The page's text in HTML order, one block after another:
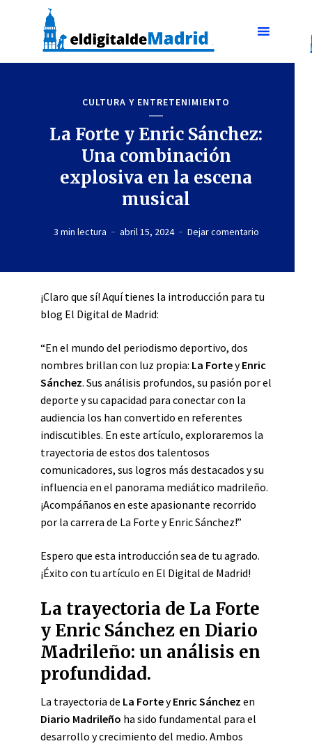
CULTURA Y ENTRETENIMIENTO
La Forte y Enric Sánchez:
Una combinación
explosiva en la escena
musical
3 min lectura abril 15, 2024 Dejar comentario
¡Claro que sí! Aquí tienes la introducción para tu
blog El Digital de Madrid:
“En el mundo del periodismo deportivo, dos
nombres brillan con luz propia: La ForteyEnric
Sánchez. Sus análisis profundos, su pasión por el
deporte y su capacidad para conectar con la
audiencia los han convertido en referentes
indiscutibles. En este artículo, exploraremos la
trayectoria de estos dos talentosos
comunicadores, sus logros más destacados y su
influencia en el panorama mediático madrileño.
¡Acompáñanos en este apasionante recorrido
por la carrera de La Forte y Enric Sánchez!”
Espero que esta introducción sea de tu agrado.
¡Éxito con tu artículo en El Digital de Madrid!
La trayectoria de La Forte
y Enric Sánchez en Diario
Madrileño: un análisis en
profundidad.
La trayectoria de La ForteyEnric Sánchez en
Diario Madrileño ha sido fundamental para el
desarrollo y crecimiento del medio. Ambos